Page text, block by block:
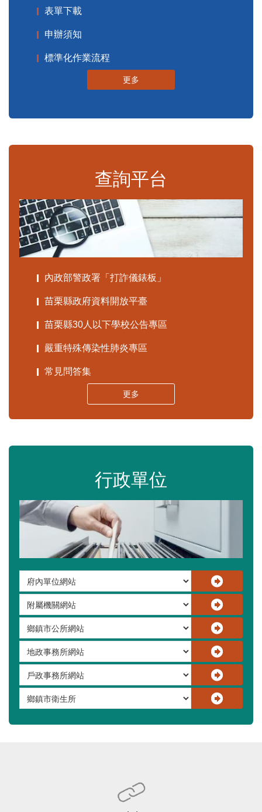
表單下載
申辦須知
標準化作業流程
更多
查詢平台
內政部警政署「打詐儀錶板」
苗栗縣政府資料開放平臺
苗栗縣30人以下學校公告專區
嚴重特殊傳染性肺炎專區
常見問答集
更多
行政單位